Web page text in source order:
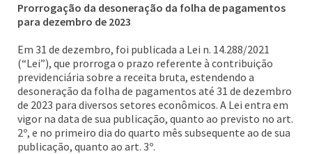
Prorrogação da desoneração da folha de pagamentos
para dezembro de 2023
Em 31 de dezembro, foi publicada a Lei n. 14.288/2021
(“Lei”), que prorroga o prazo referente à contribuição
previdenciária sobre a receita bruta, estendendo a
desoneração da folha de pagamentos até 31 de dezembro
de 2023 para diversos setores econômicos. A Lei entra em
vigor na data de sua publicação, quanto ao previsto no art.
2º, e no primeiro dia do quarto mês subsequente ao de sua
publicação, quanto ao art. 3º.